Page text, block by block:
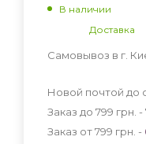
В наличии
Доставка
Самовывоз в г.
Новой почтой до
Заказ до 799 грн. -
Заказ от 799 грн. -